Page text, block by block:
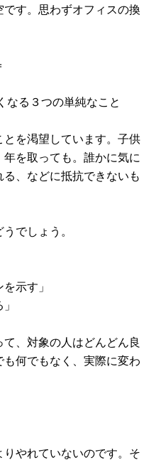
す。思わずオフィスの換
なる３つの単純なこと
とを渇望しています。子供
を取っても。誰かに気に
、などに抵抗できないも
でしょう。
示す」
、対象の人はどんどん良
も何でもなく、実際に変わ
やれていないのです。そ